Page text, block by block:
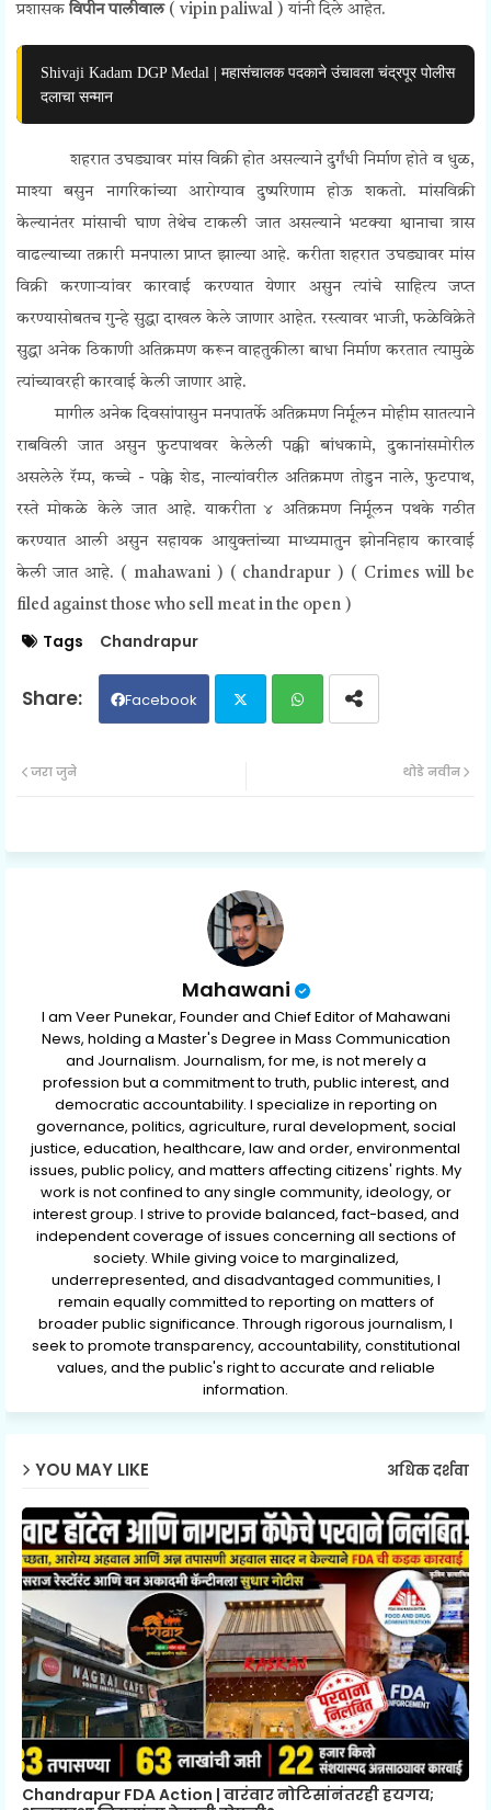
प्रशासक विपीन पालीवाल( vipin paliwal ) यांनी दिले आहेत.
Shivaji Kadam DGP Medal | महासंचालक पदकाने उंचावला चंद्रपूर पोलीस
दलाचा सन्मान
शहरात उघड्यावर मांस विक्री होत असल्याने दुर्गंधी निर्माण होते व धुळ,
माश्या बसुन नागरिकांच्या आरोग्याव दुष्परिणाम होऊ शकतो. मांसविक्री
केल्यानंतर मांसाची घाण तेथेच टाकली जात असल्याने भटक्या श्वानाचा त्रास
वाढल्याच्या तक्रारी मनपाला प्राप्त झाल्या आहे. करीता शहरात उघड्यावर मांस
विक्री करणाऱ्यांवर कारवाई करण्यात येणार असुन त्यांचे साहित्य जप्त
करण्यासोबतच गुन्हे सुद्धा दाखल केले जाणार आहेत. रस्त्यावर भाजी, फळेविक्रेते
सुद्धा अनेक ठिकाणी अतिक्रमण करून वाहतुकीला बाधा निर्माण करतात त्यामुळे
त्यांच्यावरही कारवाई केली जाणार आहे.
मागील अनेक दिवसांपासुन मनपातर्फे अतिक्रमण निर्मूलन मोहीम सातत्याने
राबविली जात असुन फुटपाथवर केलेली पक्की बांधकामे, दुकानांसमोरील
असलेले रॅम्प, कच्चे - पक्के शेड, नाल्यांवरील अतिक्रमण तोडुन नाले, फुटपाथ,
रस्ते मोकळे केले जात आहे. याकरीता ४ अतिक्रमण निर्मूलन पथके गठीत
करण्यात आली असुन सहायक आयुक्तांच्या माध्यमातुन झोननिहाय कारवाई
केली जात आहे. ( mahawani ) ( chandrapur ) ( Crimes will be
filed against those who sell meat in the open )
Tags Chandrapur
Facebook
ap
थोडे नवीन
जरा जुने
Mahawani
I am Veer Punekar, Founder and Chief Editor of Mahawani
News, holding a Master's Degree in Mass Communication
and Journalism. Journalism, for me, is not merely a
profession but a commitment to truth, public interest, and
democratic accountability. I specialize in reporting on
governance, politics, agriculture, rural development, social
justice, education, healthcare, law and order, environmental
issues, public policy, and matters affecting citizens' rights. My
work is not confined to any single community, ideology, or
interest group. I strive to provide balanced, fact-based, and
independent coverage of issues concerning all sections of
society. While giving voice to marginalized,
underrepresented, and disadvantaged communities, I
remain equally committed to reporting on matters of
broader public significance. Through rigorous journalism, I
seek to promote transparency, accountability, constitutional
values, and the public's right to accurate and reliable
information.
YOU MAY LIKE अधिक दर्शवा
Chandrapur FDA Action | वारंवार नोटिसांनंतरही हयगय;